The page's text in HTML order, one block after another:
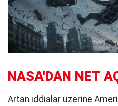
NASA'DAN NET
Artan iddialar üzerine